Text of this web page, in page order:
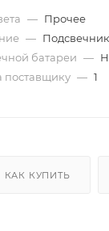
— Прочее
—
батареи —
поставщику — 1
КАК КУПИТЬ